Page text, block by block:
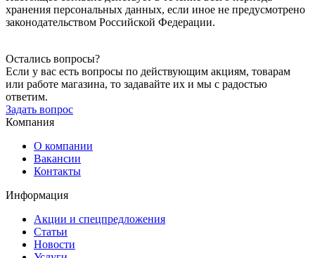
хранения персональных данных, если иное не предусмотрено
законодательством Российской Федерации.
Остались вопросы?
Если у вас есть вопросы по действующим акциям, товарам
или работе магазина, то задавайте их и мы с радостью
ответим.
Задать вопрос
Компания
О компании
Вакансии
Контакты
Информация
Акции и спецпредложения
Статьи
Новости